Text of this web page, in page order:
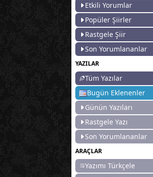
Etkili Yorumlar
Popüler Şiirler
Rastgele Şiir
Son Yorumlananlar
YAZILAR
Tüm Yazılar
Bugün Eklenenler
Günün Yazıları
Rastgele Yazı
Son Yorumlananlar
ARAÇLAR
Yazımı Türkçele